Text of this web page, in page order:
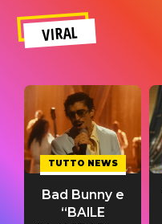
VIRAL
TUTTO NEWS
Bad Bunny e
“BAILE